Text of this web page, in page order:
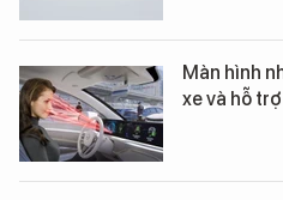
Màn hình
xe và hỗ